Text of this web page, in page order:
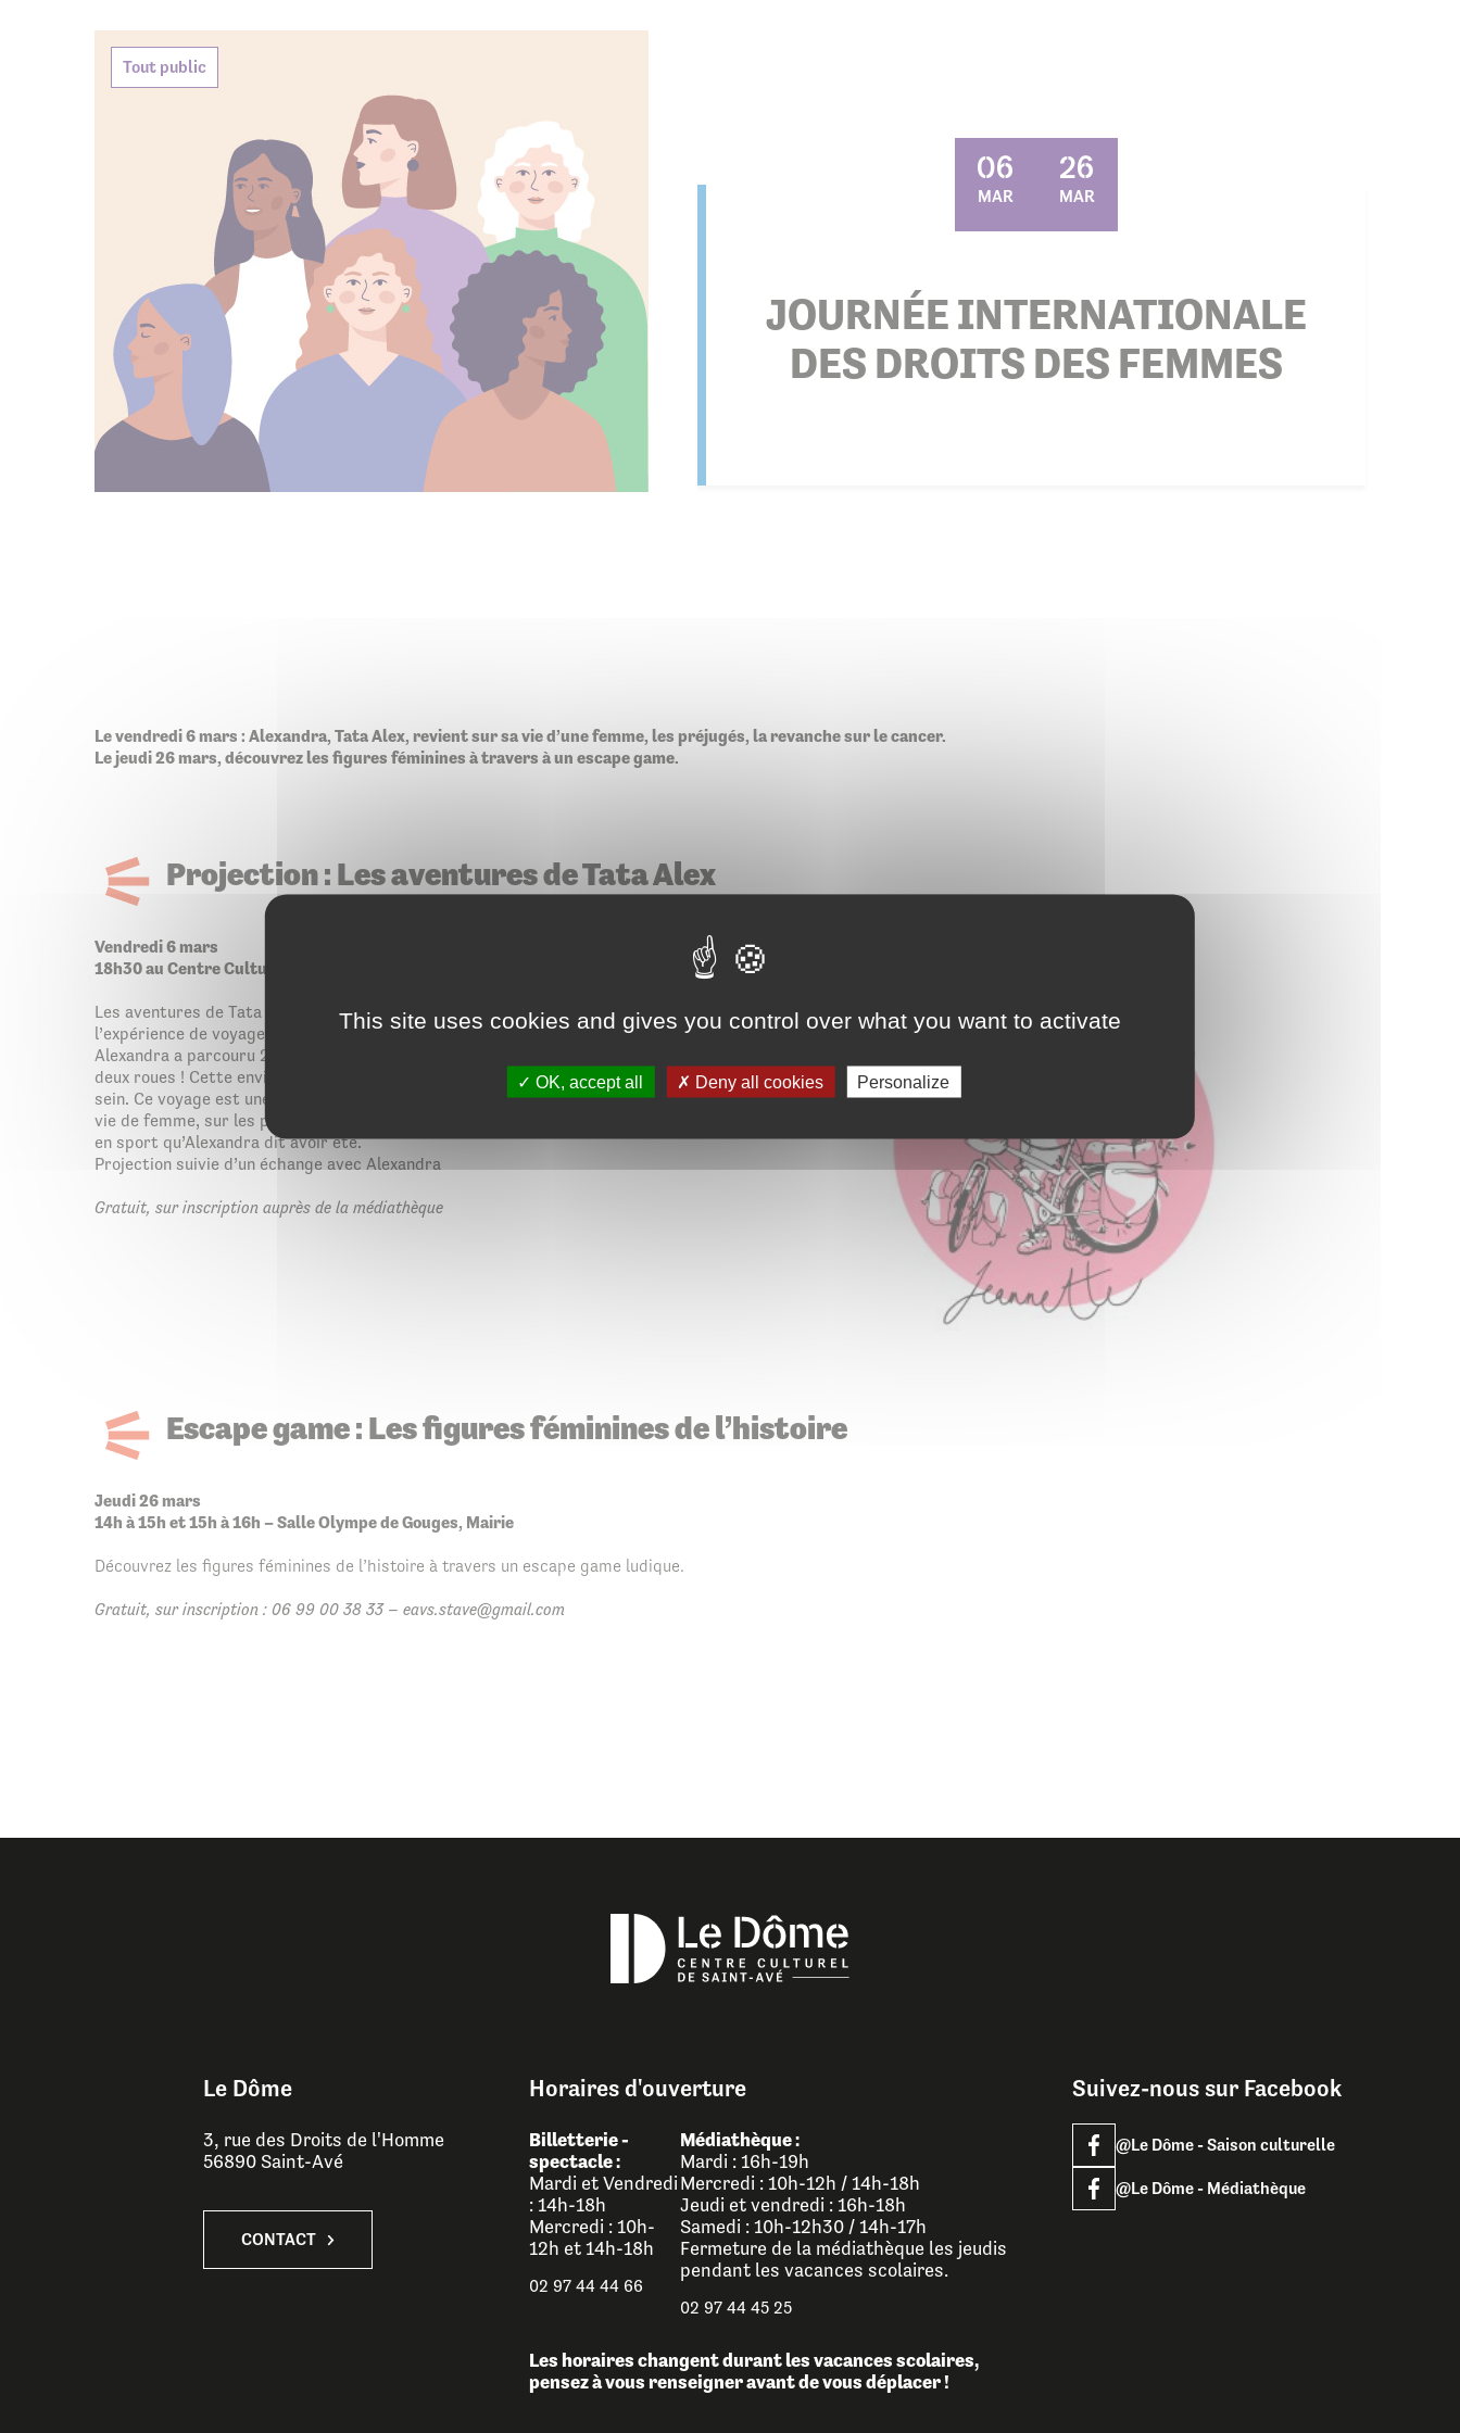
Tout public
06
MAR
26
MAR
JOURNÉE INTERNATIONALE
DES DROITS DES FEMMES
Le vendredi 6 mars : Alexandra, Tata Alex, revient sur sa vie d’une femme, les préjugés, la revanche sur le cancer.
Le jeudi 26 mars, découvrez les figures féminines à travers à un escape game.
Projection : Les aventures de Tata Alex
Vendredi 6 mars
18h30 au Centre Culturel Le Dôme
Les aventures de Tata Alex parlent de résilience, de la richesse de la vie et
l’expérience de voyageuse solo…
Alexandra a parcouru 23 000 kms en 3 ans en sillonnant la France et l’Europe à
deux roues ! Cette envie de voyage est apparue alors qu’elle avait un cancer du
sein. Ce voyage est une revanche sur le cancer, sur la maladie en général, sur la
vie de femme, sur les préjugés, sur l’adolescente complexée en surpoids et nulle
en sport qu’Alexandra dit avoir été.
Projection suivie d’un échange avec Alexandra
Gratuit, sur inscription auprès de la médiathèque
Escape game : Les figures féminines de l’histoire
Jeudi 26 mars
14h à 15h et 15h à 16h – Salle Olympe de Gouges, Mairie
Découvrez les figures féminines de l’histoire à travers un escape game ludique.
Gratuit, sur inscription : 06 99 00 38 33 – eavs.stave@gmail.com
Le Dôme
3, rue des Droits de l'Homme
56890 Saint-Avé
CONTACT
Horaires d'ouverture
Billetterie -
spectacle :
Mardi et Vendredi
: 14h-18h
Mercredi : 10h-
12h et 14h-18h
02 97 44 44 66
Médiathèque :
Mardi : 16h-19h
Mercredi : 10h-12h / 14h-18h
Jeudi et vendredi : 16h-18h
Samedi : 10h-12h30 / 14h-17h
Fermeture de la médiathèque les jeudis
pendant les vacances scolaires.
02 97 44 45 25
Les horaires changent durant les vacances scolaires,
pensez à vous renseigner avant de vous déplacer !
Suivez-nous sur Facebook
@Le Dôme - Saison culturelle
@Le Dôme - Médiathèque
This site uses cookies and gives you control over what you want to activate
OK, accept all Deny all cookies Personalize